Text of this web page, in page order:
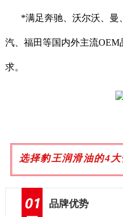
*满足奔驰、沃尔沃、曼
汽、福田等国内外主流
求。
选择豹王润滑油的4
品牌优势